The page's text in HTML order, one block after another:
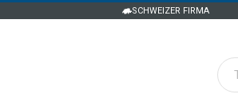
SCHWEIZER FIRMA